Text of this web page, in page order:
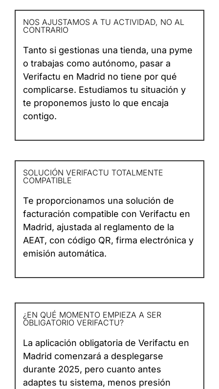
NOS AJUSTAMOS A TU ACTIVIDAD, NO AL
CONTRARIO
Tanto si gestionas una tienda, una pyme
o trabajas como autónomo, pasar a
Verifactu en Madrid no tiene por qué
complicarse. Estudiamos tu situación y
te proponemos justo lo que encaja
contigo.
SOLUCIÓN VERIFACTU TOTALMENTE
COMPATIBLE
Te proporcionamos una solución de
facturación compatible con Verifactu en
Madrid, ajustada al reglamento de la
AEAT, con código QR, firma electrónica y
emisión automática.
¿EN QUÉ MOMENTO EMPIEZA A SER
OBLIGATORIO VERIFACTU?
La aplicación obligatoria de Verifactu en
Madrid comenzará a desplegarse
durante 2025, pero cuanto antes
adaptes tu sistema, menos presión